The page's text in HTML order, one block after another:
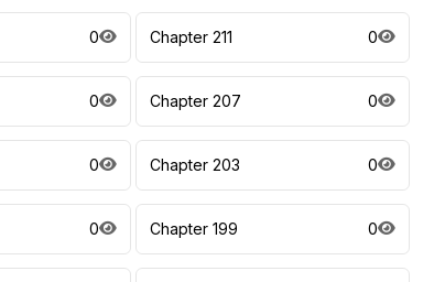
0 Chapter 211 0
0 Chapter 207 0
0 Chapter 203 0
0 Chapter 199 0